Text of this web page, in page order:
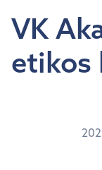
VK
etikos